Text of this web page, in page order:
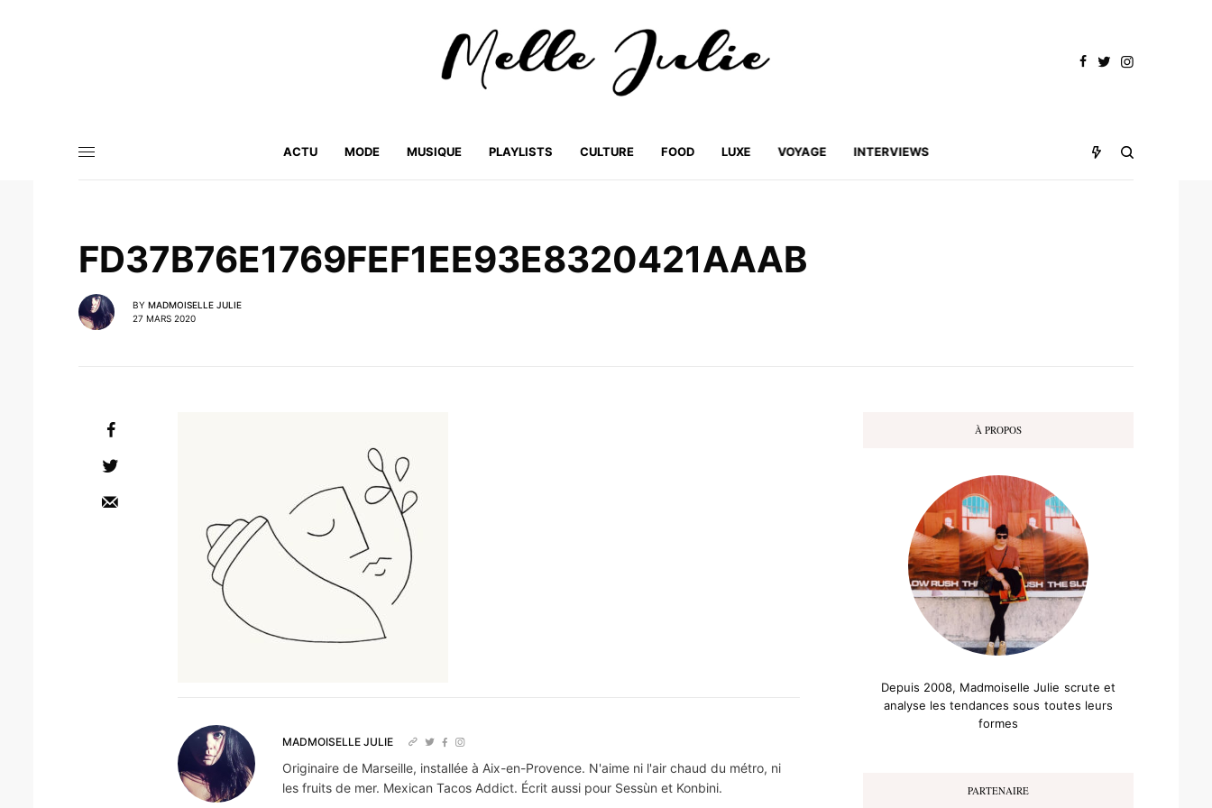
ACTU MODE MUSIQUE PLAYLISTS CULTURE FOOD LUXE VOYAGE INTERVIEWS
FD37B76E1769FEF1EE93E8320421AAAB
BY MADMOISELLE JULIE
27 MARS 2020
MADMOISELLE JULIE
Originaire de Marseille, installée à Aix-en-Provence. N'aime ni l'air chaud du métro, ni
les fruits de mer. Mexican Tacos Addict. Écrit aussi pour Sessùn et Konbini.
À PROPOS
Depuis 2008, Madmoiselle Julie scrute et
analyse les tendances sous toutes leurs
formes
PARTENAIRE